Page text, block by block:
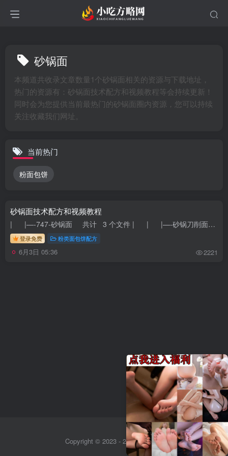
砂锅面
本频道共收录文章数量1个砂锅面相关的资源与下载地址，
热门的资源有：砂锅面技术配方和视频教程等会持续更新！
同时会为您提供当前最热门的砂锅面圈内资源，您可以持续
关注收藏我们网址。
当前热门
粉面包饼
砂锅面技术配方和视频教程
| |—-747-砂锅面 共计 3 个文件 | | |—-砂锅刀削面技术配方.pdf 大小 0.05M | | |—-砂锅大料粉配方.p...
登录免费 粉类面包饼配方
6月3日 05:36 2221
Copyright © 2023 - 2026Sitemap